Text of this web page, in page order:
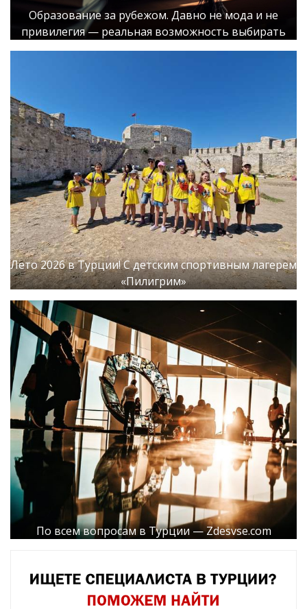
Образование за рубежом. Давно не мода и не
привилегия — реальная возможность выбирать
Лето 2026 в Турции! С детским спортивным лагерем
«Пилигрим»
По всем вопросам в Турции — Zdesvse.com